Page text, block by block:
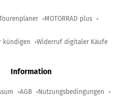
MOTORRAD plus
kündigen Widerruf digitaler Käufe
Information
AGB Nutzungsbedingungen